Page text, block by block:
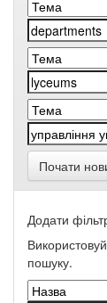
Почати
Додати
пошуку.